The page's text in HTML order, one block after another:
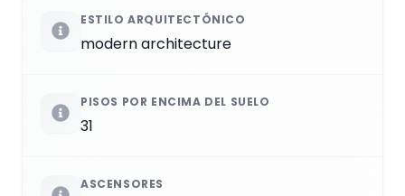
ESTILO ARQUITECTÓNICO
modern architecture
PISOS POR ENCIMA DEL SUELO
31
ASCENSORES